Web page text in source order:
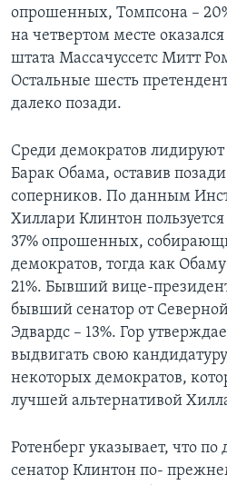
опрошенных, Томпсона –
на четвертом месте
штата Массачуссетс Митт
Остальные шесть
далеко позади.
Среди демократов
Барак Обама, оставив
соперников. По данным
Хиллари Клинтон
37% опрошенных,
демократов, тогда как
21%. Бывший вице-
бывший сенатор от
Эдвардс – 13%. Гор
выдвигать свою
некоторых демократов,
лучшей альтернативой
Ротенберг указывает, что
сенатор Клинтон по-